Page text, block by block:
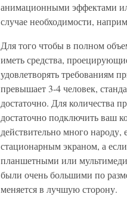
анимационными эффектами
случае необходимости,
Для того чтобы в полном
иметь средства,
удовлетворять требованиям
превышает 3-4 человек,
достаточно. Для количества
достаточно подключить ваш
действительно много народу,
стационарным экраном, а
планшетными или
были очень большими по
меняется в лучшую сторону.